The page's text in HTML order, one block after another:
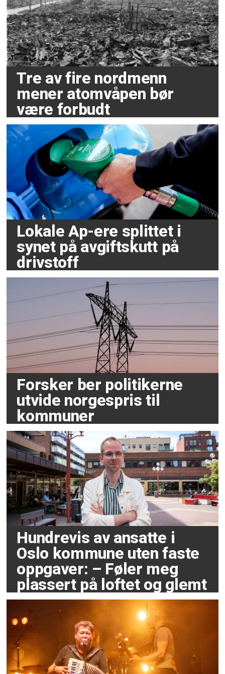
Tre av fire nordmenn
mener atomvåpen bør
være forbudt
Lokale Ap-ere splittet i
synet på avgiftskutt på
drivstoff
Forsker ber politikerne
utvide norgespris til
kommuner
Hundrevis av ansatte i
Oslo kommune uten faste
oppgaver: – Føler meg
plassert på loftet og glemt